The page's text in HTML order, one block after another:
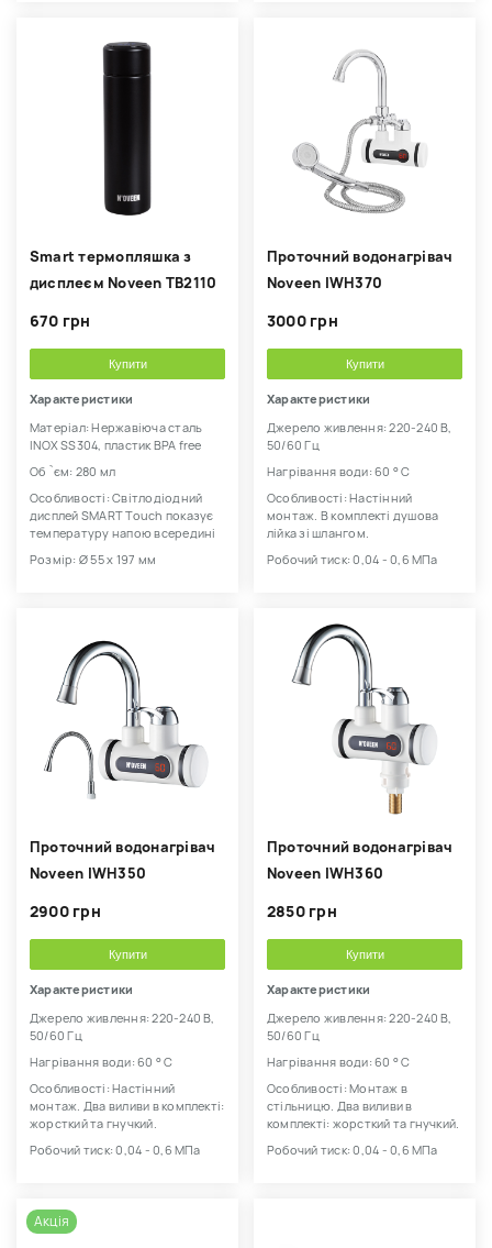
Smart термопляшка з
дисплеєм Noveen TB2110
670 грн
Купити
Характеристики
Матеріал: Нержавіюча сталь
INOX SS304, пластик BPA free
Об `єм: 280 мл
Особливості: Світлодіодний
дисплей SMART Touch показує
температуру напою всередині
Розмір: Ø 55 x 197 мм
Проточний водонагрівач
Noveen IWH370
3000 грн
Купити
Характеристики
Джерело живлення: 220-240 В,
50/60 Гц
Нагрівання води: 60 ° С
Особливості: Настінний
монтаж. В комплекті душова
лійка зі шлангом.
Робочий тиск: 0,04 - 0,6 МПа
Проточний водонагрівач
Noveen IWH350
2900 грн
Купити
Характеристики
Джерело живлення: 220-240 В,
50/60 Гц
Нагрівання води: 60 ° С
Особливості: Настінний
монтаж. Два виливи в комплекті:
жорсткий та гнучкий.
Робочий тиск: 0,04 - 0,6 МПа
Проточний водонагрівач
Noveen IWH360
2850 грн
Купити
Характеристики
Джерело живлення: 220-240 В,
50/60 Гц
Нагрівання води: 60 ° С
Особливості: Монтаж в
стільницю. Два виливи в
комплекті: жорсткий та гнучкий.
Робочий тиск: 0,04 - 0,6 МПа
Акція